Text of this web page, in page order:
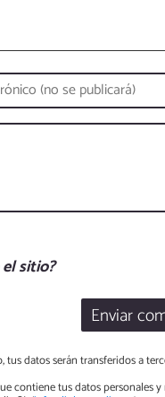
sitio?
Enviar
datos serán transferidos a
contiene tus datos personales